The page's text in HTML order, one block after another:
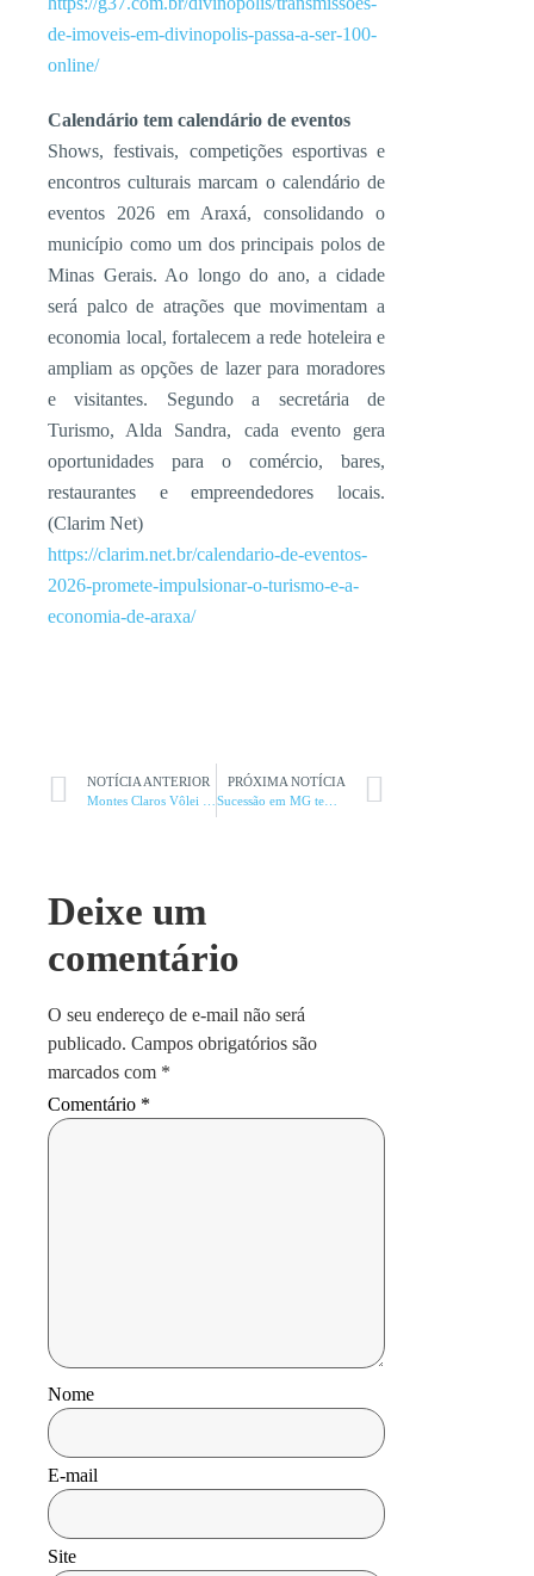
de-imoveis-em-divinopolis-passa-a-ser-100-
online/
Calendário tem calendário de eventos
Shows, festivais, competições esportivas e
encontros culturais marcam o calendário de
eventos 2026 em Araxá, consolidando o
município como um dos principais polos de
Minas Gerais. Ao longo do ano, a cidade
será palco de atrações que movimentam a
economia local, fortalecem a rede hoteleira e
ampliam as opções de lazer para moradores
e visitantes. Segundo a secretária de
Turismo, Alda Sandra, cada evento gera
oportunidades para o comércio, bares,
restaurantes e empreendedores locais.
(Clarim Net)
https://clarim.net.br/calendario-de-eventos-
2026-promete-impulsionar-o-turismo-e-a-
economia-de-araxa/
NOTÍCIA ANTERIOR
PRÓXIMA NOTÍCIA
Deixe um
comentário
O seu endereço de e-mail não será
publicado. Campos obrigatórios são
marcados com *
Comentário *
Nome
E-mail
Site